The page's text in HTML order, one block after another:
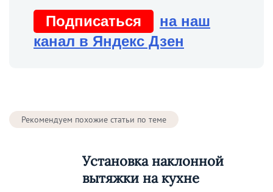
Подписаться
на наш
канал в Яндекс Дзен
Рекомендуем похожие статьи по теме
Установка наклонной
вытяжки на кухне